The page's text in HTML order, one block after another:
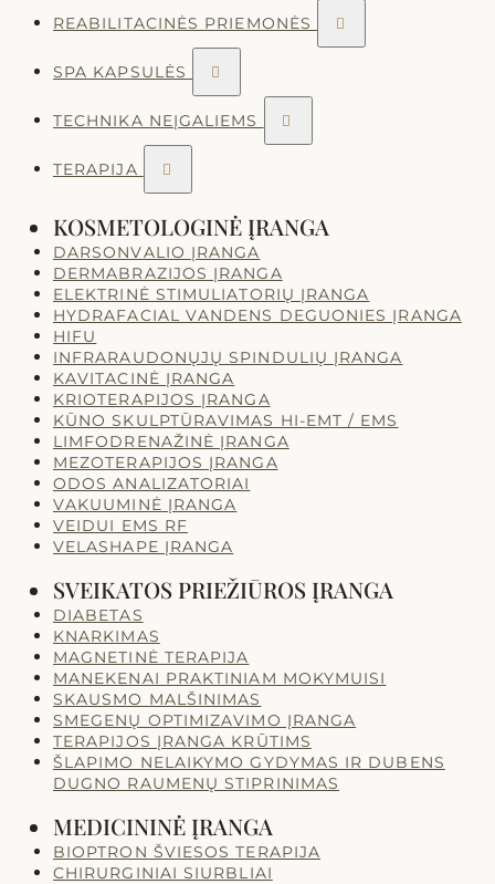
REABILITACINĖS PRIEMONĖS

SPA KAPSULĖS 
TECHNIKA NEĮGALIEMS 
TERAPIJA 
KOSMETOLOGINĖ ĮRANGA
DARSONVALIO ĮRANGA
DERMABRAZIJOS ĮRANGA
ELEKTRINĖ STIMULIATORIŲ ĮRANGA
HYDRAFACIAL VANDENS DEGUONIES ĮRANGA
HIFU
INFRARAUDONŲJŲ SPINDULIŲ ĮRANGA
KAVITACINĖ ĮRANGA
KRIOTERAPIJOS ĮRANGA
KŪNO SKULPTŪRAVIMAS HI-EMT / EMS
LIMFODRENAŽINĖ ĮRANGA
MEZOTERAPIJOS ĮRANGA
ODOS ANALIZATORIAI
VAKUUMINĖ ĮRANGA
VEIDUI EMS RF
VELASHAPE ĮRANGA
SVEIKATOS PRIEŽIŪROS ĮRANGA
DIABETAS
KNARKIMAS
MAGNETINĖ TERAPIJA
MANEKENAI PRAKTINIAM MOKYMUISI
SKAUSMO MALŠINIMAS
SMEGENŲ OPTIMIZAVIMO ĮRANGA
TERAPIJOS ĮRANGA KRŪTIMS
ŠLAPIMO NELAIKYMO GYDYMAS IR DUBENS
DUGNO RAUMENŲ STIPRINIMAS
MEDICININĖ ĮRANGA
BIOPTRON ŠVIESOS TERAPIJA
CHIRURGINIAI SIURBLIAI